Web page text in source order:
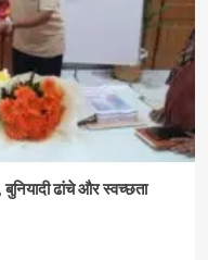
ढांचे और स्वच्छता